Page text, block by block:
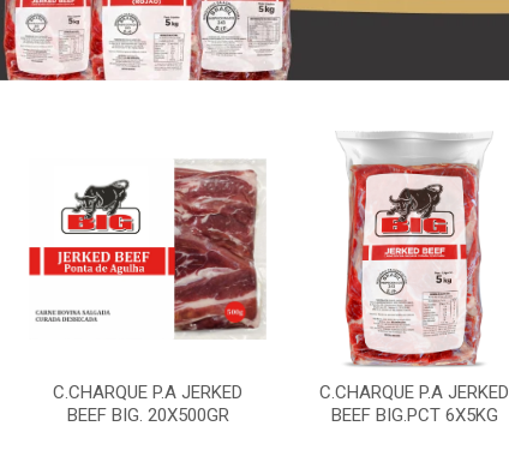
C.CHARQUE P.A JERKED
BEEF BIG. 20X500GR
C.CHARQUE P.A JERKED
BEEF BIG.PCT 6X5KG